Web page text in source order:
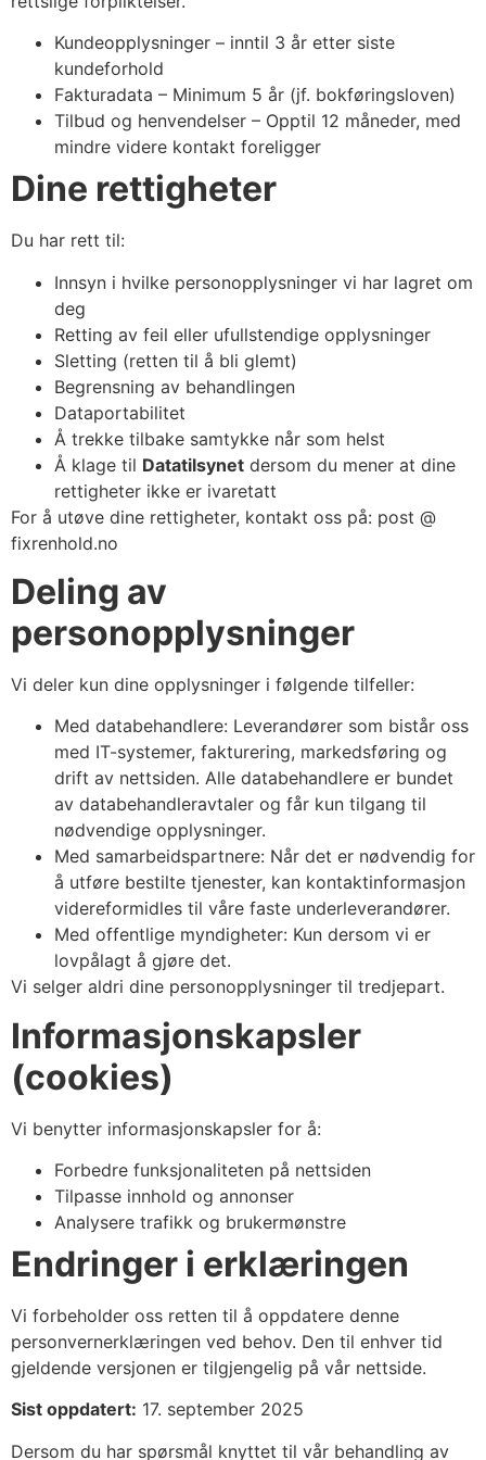
Kundeopplysninger – inntil 3 år etter siste
kundeforhold
Fakturadata – Minimum 5 år (jf. bokføringsloven)
Tilbud og henvendelser – Opptil 12 måneder, med
mindre videre kontakt foreligger
Dine rettigheter
Du har rett til:
Innsyn i hvilke personopplysninger vi har lagret om
deg
Retting av feil eller ufullstendige opplysninger
Sletting (retten til å bli glemt)
Begrensning av behandlingen
Dataportabilitet
Å trekke tilbake samtykke når som helst
Å klage til Datatilsynet dersom du mener at dine
rettigheter ikke er ivaretatt
For å utøve dine rettigheter, kontakt oss på: post @
fixrenhold.no
Deling av
personopplysninger
Vi deler kun dine opplysninger i følgende tilfeller:
Med databehandlere: Leverandører som bistår oss
med IT-systemer, fakturering, markedsføring og
drift av nettsiden. Alle databehandlere er bundet
av databehandleravtaler og får kun tilgang til
nødvendige opplysninger.
Med samarbeidspartnere: Når det er nødvendig for
å utføre bestilte tjenester, kan kontaktinformasjon
videreformidles til våre faste underleverandører.
Med offentlige myndigheter: Kun dersom vi er
lovpålagt å gjøre det.
Vi selger aldri dine personopplysninger til tredjepart.
Informasjonskapsler
(cookies)
Vi benytter informasjonskapsler for å:
Forbedre funksjonaliteten på nettsiden
Tilpasse innhold og annonser
Analysere trafikk og brukermønstre
Endringer i erklæringen
Vi forbeholder oss retten til å oppdatere denne
personvernerklæringen ved behov. Den til enhver tid
gjeldende versjonen er tilgjengelig på vår nettside.
Sist oppdatert: 17. september 2025
Dersom du har spørsmål knyttet til vår behandling av